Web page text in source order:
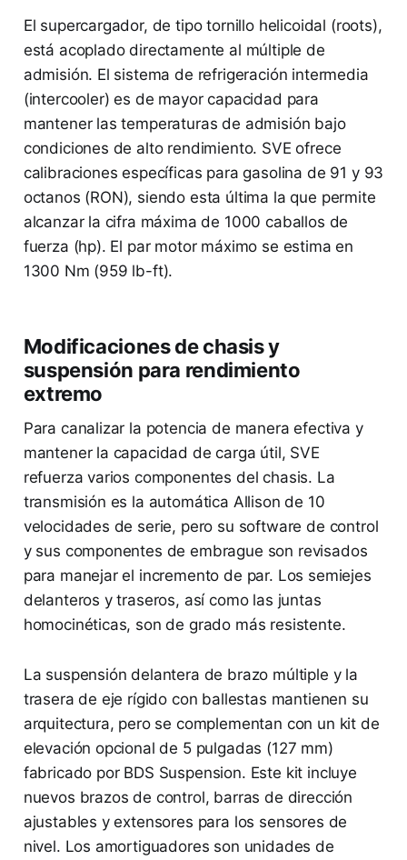
El supercargador, de tipo tornillo helicoidal (roots),
está acoplado directamente al múltiple de
admisión. El sistema de refrigeración intermedia
(intercooler) es de mayor capacidad para
mantener las temperaturas de admisión bajo
condiciones de alto rendimiento. SVE ofrece
calibraciones específicas para gasolina de 91 y 93
octanos (RON), siendo esta última la que permite
alcanzar la cifra máxima de 1000 caballos de
fuerza (hp). El par motor máximo se estima en
1300 Nm (959 lb-ft).
Modificaciones de chasis y
suspensión para rendimiento
extremo
Para canalizar la potencia de manera efectiva y
mantener la capacidad de carga útil, SVE
refuerza varios componentes del chasis. La
transmisión es la automática Allison de 10
velocidades de serie, pero su software de control
y sus componentes de embrague son revisados
para manejar el incremento de par. Los semiejes
delanteros y traseros, así como las juntas
homocinéticas, son de grado más resistente.
La suspensión delantera de brazo múltiple y la
trasera de eje rígido con ballestas mantienen su
arquitectura, pero se complementan con un kit de
elevación opcional de 5 pulgadas (127 mm)
fabricado por BDS Suspension. Este kit incluye
nuevos brazos de control, barras de dirección
ajustables y extensores para los sensores de
nivel. Los amortiguadores son unidades de